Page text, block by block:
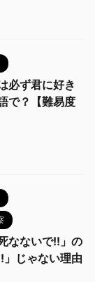
必ず君に好き
で？【難易度
なないで!!」の
じゃない理由